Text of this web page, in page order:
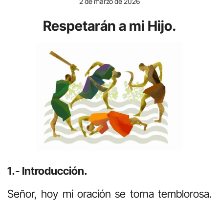
Respetarán a mi Hijo.
1.- Introducción.
Señor, hoy mi oración se torna temblorosa.